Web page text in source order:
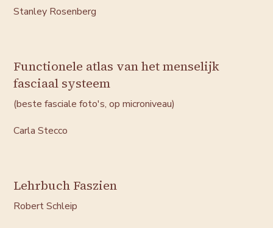
Stanley Rosenberg
Functionele atlas van het menselijk
fasciaal systeem
(beste fasciale foto's, op microniveau)
Carla Stecco
Lehrbuch Faszien
Robert Schleip